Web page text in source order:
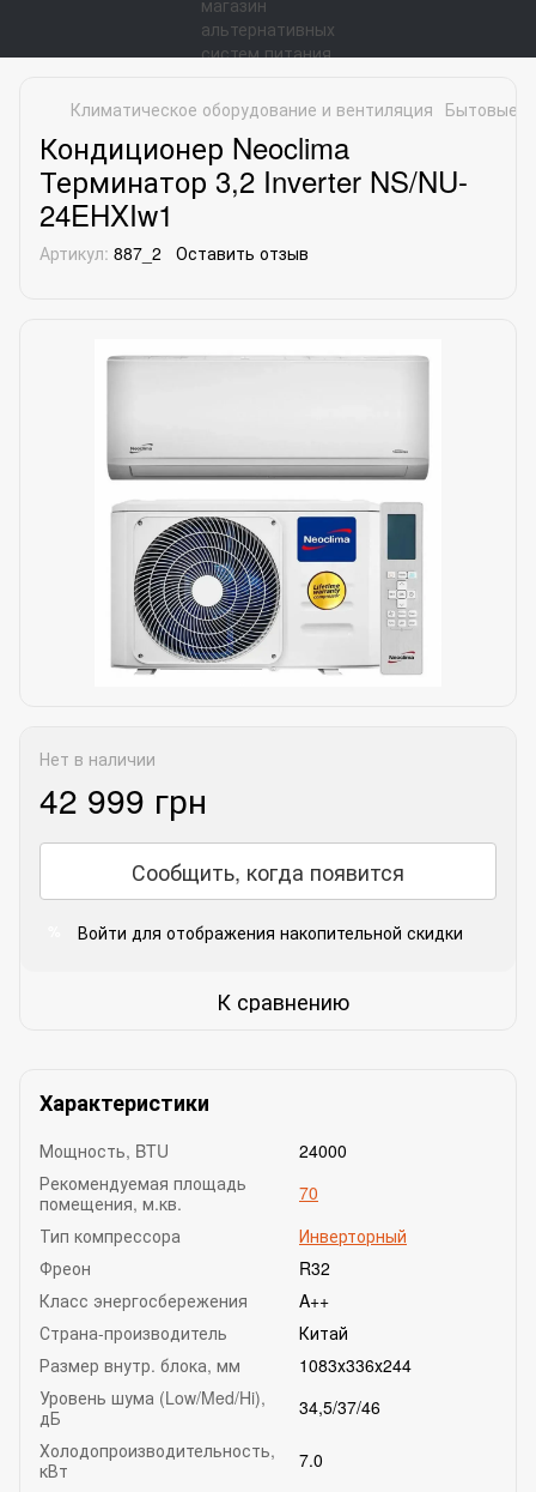
Климатическое оборудование и вентиляция Бытовые
Кондиционер Neoclima
Терминатор 3,2 Inverter NS/NU-
24EHXIw1
Артикул: 887_2 Оставить отзыв
Нет в наличии
42 999 грн
Сообщить, когда появится
Войти для отображения накопительной скидки
К сравнению
Характеристики
Мощность, BTU
24000
Рекомендуемая площадь
помещения, м.кв.
70
Тип компрессора
Инверторный
Фреон
R32
Класс энергосбережения
A++
Страна-производитель
Китай
Размер внутр. блока, мм
1083х336х244
Уровень шума (Low/Med/Hi),
дБ
34,5/37/46
Холодопроизводительность,
кВт
7.0